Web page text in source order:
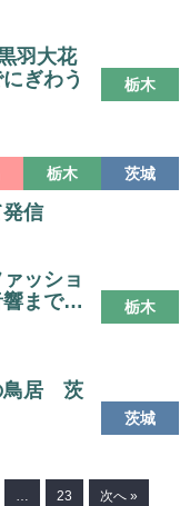
栃木
羽大花
ぎわう
茨城
栃木
信
栃木
ッショ
響まで…
茨城
鳥居 茨
… 23 次へ »